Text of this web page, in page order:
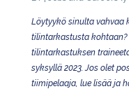
Löytyykö sinulta vahvaa
tilintarkastusta kohtaan?
tilintarkastuksen
syksyllä 2023. Jos olet
tiimipelaaja, lue lisää ja